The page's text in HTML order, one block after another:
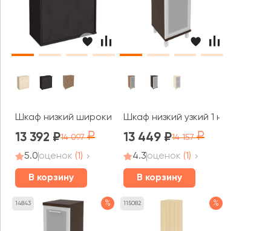
Шкаф низкий широкий 2 низкие двери ЛДСП Фёст /
13 392 14 097
5.0оценок (1)
В корзину
Шкаф низкий узкий 1 низкая
13 449 14 157
4.3оценок (1)
В корзину
14843 % 115082 %